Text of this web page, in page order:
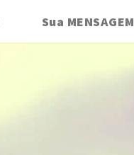
Sua MENSAGEM